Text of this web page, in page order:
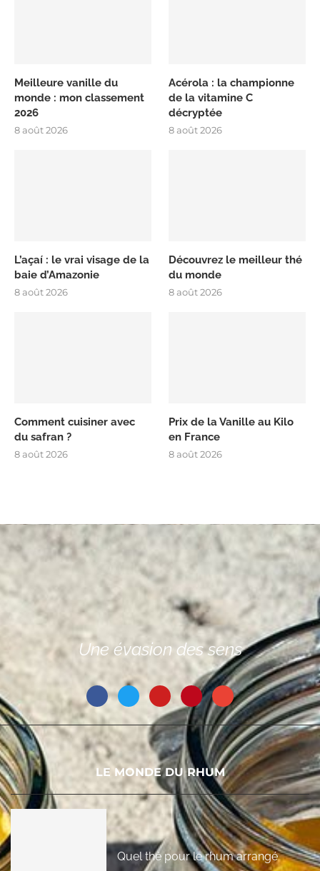
Meilleure vanille du
monde : mon classement
2026
8 août 2026
Acérola : la championne
de la vitamine C
décryptée
8 août 2026
L’açaí : le vrai visage de la
baie d’Amazonie
8 août 2026
Découvrez le meilleur thé
du monde
8 août 2026
Comment cuisiner avec
du safran ?
8 août 2026
Prix de la Vanille au Kilo
en France
8 août 2026
Une évasion des sens
LE MONDE DU RHUM
Quel thé pour le rhum arrangé